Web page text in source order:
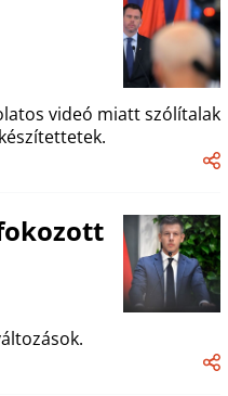
videó miatt szólítalak